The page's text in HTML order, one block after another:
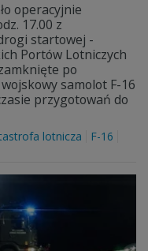
operacyjnie
17.00 z
startowej -
Portów Lotniczych
po
samolot F-16
przygotowań do
lotnicza
F-16